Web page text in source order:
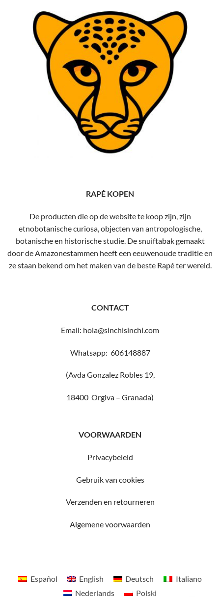
RAPÉ KOPEN
De producten die op de website te koop zijn, zijn
etnobotanische curiosa, objecten van antropologische,
botanische en historische studie. De snuiftabak gemaakt
door de Amazonestammen heeft een eeuwenoude traditie en
ze staan ​​bekend om het maken van de beste Rapé ter wereld.
CONTACT
Email: hola@sinchisinchi.com
Whatsapp: 606148887
(Avda Gonzalez Robles 19,
18400 Orgiva – Granada)
VOORWAARDEN
Privacybeleid
Gebruik van cookies
Verzenden en retourneren
Algemene voorwaarden
Español English Deutsch
Italiano
Nederlands
Polski